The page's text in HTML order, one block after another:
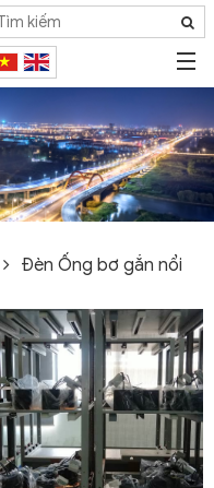
Đèn Ống bơ gắn nổi